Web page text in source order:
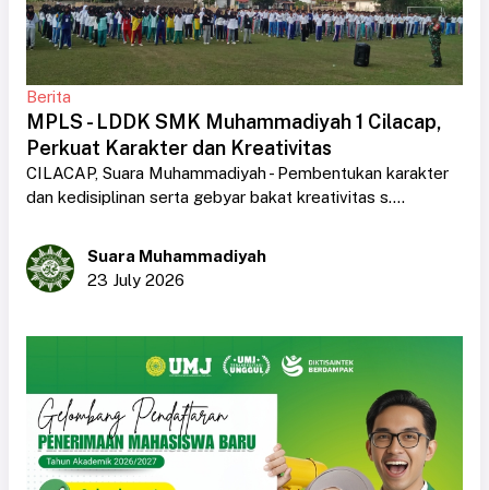
Berita
MPLS - LDDK SMK Muhammadiyah 1 Cilacap,
Perkuat Karakter dan Kreativitas
CILACAP, Suara Muhammadiyah - Pembentukan karakter
dan kedisiplinan serta gebyar bakat kreativitas s....
Suara Muhammadiyah
23 July 2026